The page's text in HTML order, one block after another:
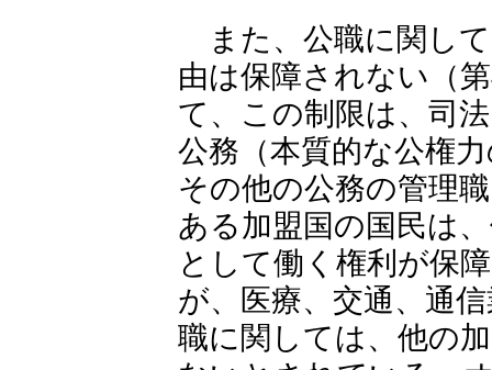
また、公職に関し
由は保障されない（
て、この制限は、司
公務（本質的な公権
その他の公務の管理
ある加盟国の国民は
として働く権利が保
が、医療、交通、通
職に関しては、他の